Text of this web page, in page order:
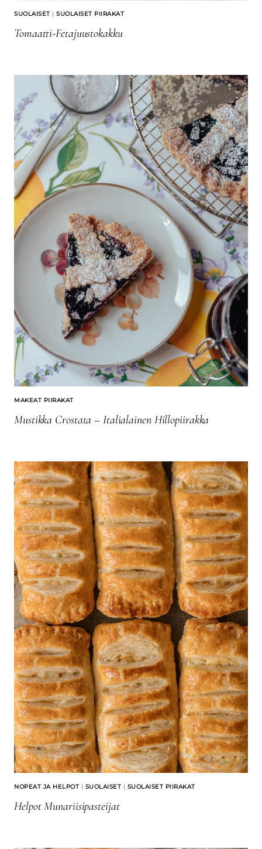
SUOLAISET | SUOLAISET PIIRAKAT
Tomaatti-Fetajuustokakku
MAKEAT PIIRAKAT
Mustikka Crostata – Italialainen Hillopiirakka
NOPEAT JA HELPOT | SUOLAISET | SUOLAISET PIIRAKAT
Helpot Munariisipasteijat